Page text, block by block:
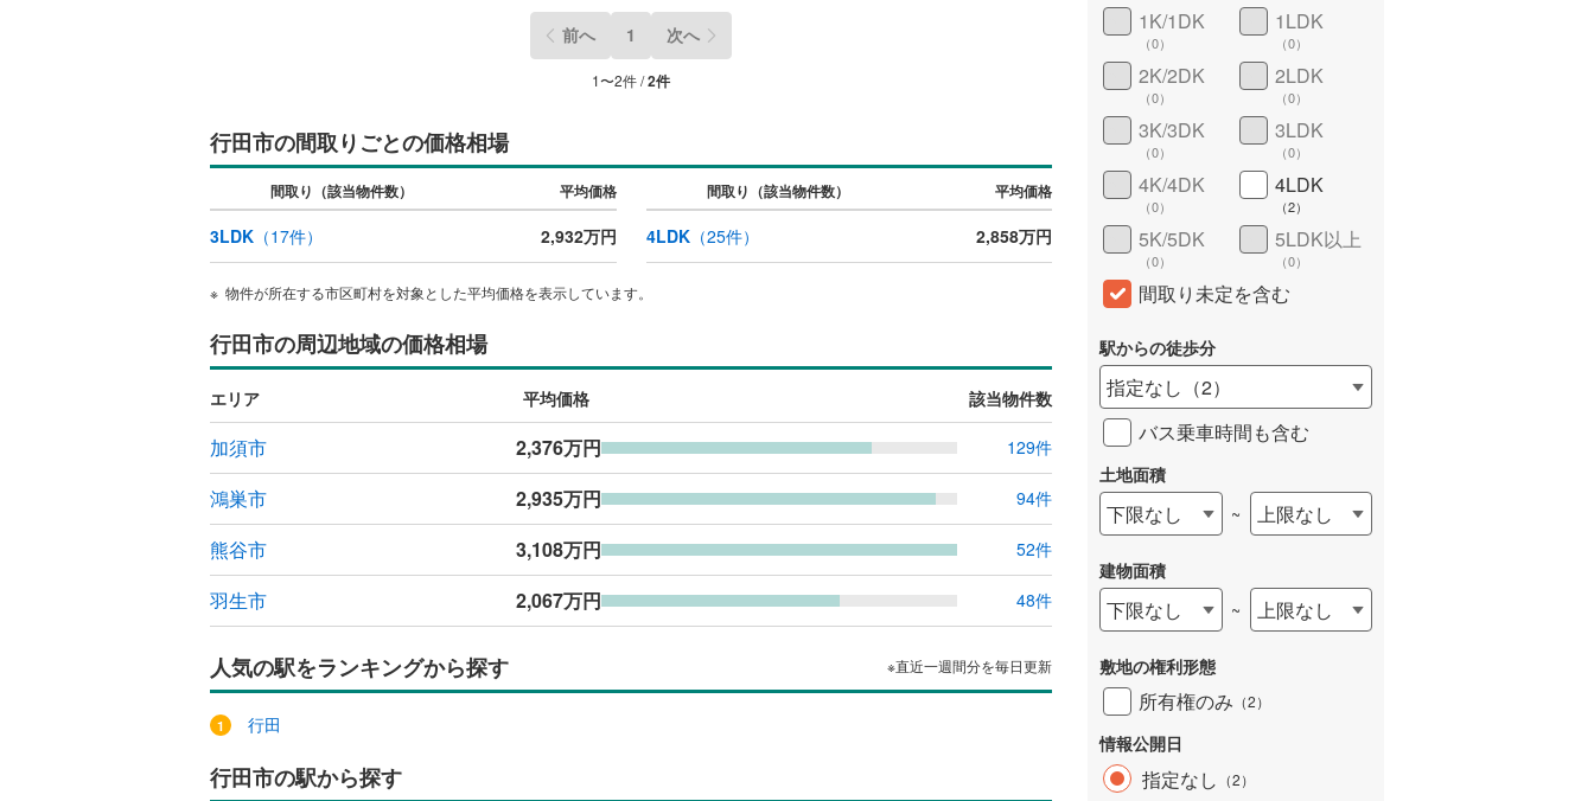
前へ 1 次へ
1〜2件 /2件
行田市の間取りごとの価格相場
間取り（該当物件数） 平均価格 間取り（該当物件数） 平均価格
3LDK （17件） 2,932万円 4LDK（25件） 2,858万円
物件が所在する市区町村を対象とした平均価格を表示しています。
行田市の周辺地域の価格相場
エリア 平均価格 該当物件数
加須市 2,376万円 129件
鴻巣市 2,935万円 94件
熊谷市 3,108万円 52件
羽生市 2,067万円 48件
人気の駅をランキングから探す ※直近一週間分を毎日更新
行田
行田市の駅から探す
1K/1DK
（0）
1LDK
（0）
2K/2DK
（0）
2LDK
（0）
3K/3DK
（0）
3LDK
（0）
4K/4DK
（0）
4LDK
（2）
5K/5DK
（0）
5LDK以上
（0）
間取り未定を含む
駅からの徒歩分
指定なし （2）
バス乗車時間も含む
土地面積
下限なし ~ 上限なし
建物面積
下限なし ~ 上限なし
敷地の権利形態
所有権のみ （2）
情報公開日
指定なし （2）
オンライン内見(相談)可 （1）
詳しく見る